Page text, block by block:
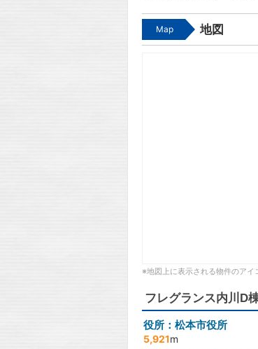
Map 地図
※地図上に表示される物件のアイ
フレグランス内川D
役所：松本市役所
5,921m